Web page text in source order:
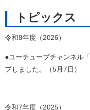
トピックス
令和8年度（2026）
●ユーチューブチャンネル「
プしました。（5月7日）
令和7年度（2025）